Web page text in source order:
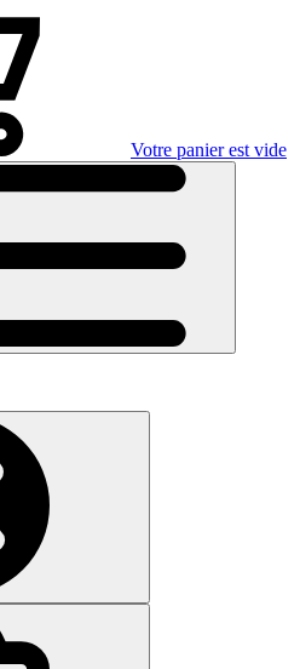
Votre panier est vide